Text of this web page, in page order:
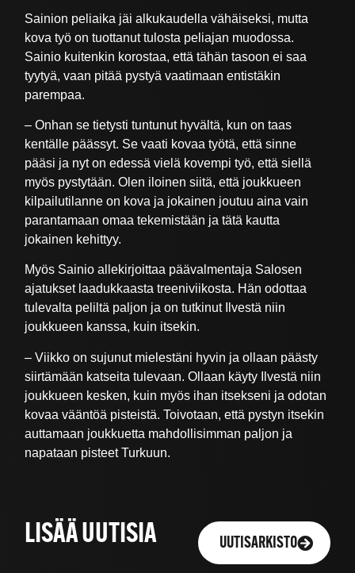
Sainion peliaika jäi alkukaudella vähäiseksi, mutta
kova työ on tuottanut tulosta peliajan muodossa.
Sainio kuitenkin korostaa, että tähän tasoon ei saa
tyytyä, vaan pitää pystyä vaatimaan entistäkin
parempaa.
– Onhan se tietysti tuntunut hyvältä, kun on taas
kentälle päässyt. Se vaati kovaa työtä, että sinne
pääsi ja nyt on edessä vielä kovempi työ, että siellä
myös pystytään. Olen iloinen siitä, että joukkueen
kilpailutilanne on kova ja jokainen joutuu aina vain
parantamaan omaa tekemistään ja tätä kautta
jokainen kehittyy.
Myös Sainio allekirjoittaa päävalmentaja Salosen
ajatukset laadukkaasta treeniviikosta. Hän odottaa
tulevalta peliltä paljon ja on tutkinut Ilvestä niin
joukkueen kanssa, kuin itsekin.
– Viikko on sujunut mielestäni hyvin ja ollaan päästy
siirtämään katseita tulevaan. Ollaan käyty Ilvestä niin
joukkueen kesken, kuin myös ihan itsekseni ja odotan
kovaa vääntöä pisteistä. Toivotaan, että pystyn itsekin
auttamaan joukkuetta mahdollisimman paljon ja
napataan pisteet Turkuun.
LISÄÄ UUTISIA UUTISARKISTO